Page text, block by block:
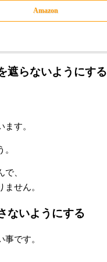
Amazon
遮らないようにする
す。
、
せん。
ないようにする
です。